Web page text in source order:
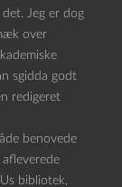
Jeg er dog
over
sgidda godt
redigeret
benovede
bibliotek,